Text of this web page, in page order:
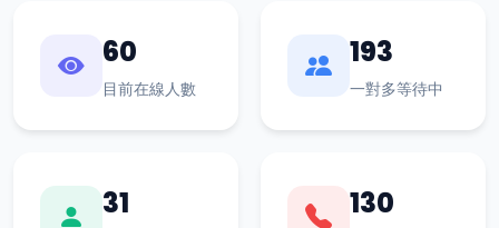
60
目前在線人數
193
一對多等待中
31 130